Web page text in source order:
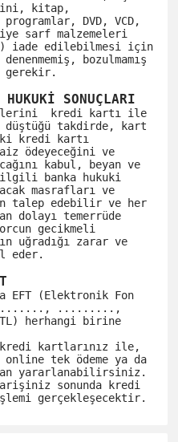
kitap,
DVD, VCD,
sarf malzemeleri
iade edilebilmesi için
bozulmamış
gerekir.
HUKUKİ SONUÇLARI
düştüğü takdirde, kart
kredi kartı
ödeyeceğini ve
kabul, beyan ve
ilgili banka hukuki
masrafları ve
talep edebilir ve her
dolayı temerrüde
gecikmeli
uğradığı zarar ve
eder.
.........,
herhangi birine
tek ödeme ya da
yararlanabilirsiniz.
sonunda kredi